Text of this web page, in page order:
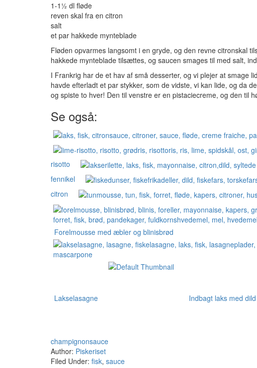
1-1½ dl fløde
reven skal fra en citron
salt
et par hakkede mynteblade
Fløden opvarmes langsomt i en gryde, og den revne citronskal
hakkede mynteblade tilsættes, og saucen smages til med salt,
I Frankrig har de et hav af små desserter, og vi plejer at smage
havde efterladt et par stykker, som de vidste, vi kan lide, og da
og spiste to hver! Den til venstre er en pistaciecreme, og den til
Se også:
risotto
fennikel
citron
Forelmousse med æbler og blinisbrød
Lakselasagne Indbagt laks med
champignonsauce
Author: Piskeriset
Filed Under: fisk, sauce